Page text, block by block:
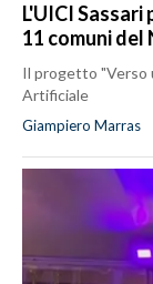
L'UICI
11 comuni del
Il progetto "Verso
Artificiale
Giampiero Marras